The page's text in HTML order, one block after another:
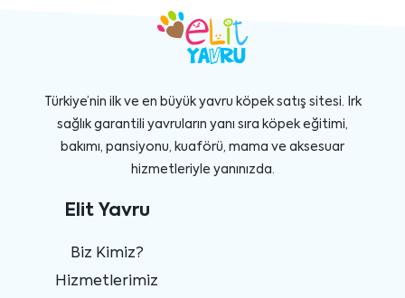
Türkiye’nin ilk ve en büyük yavru köpek satış sitesi. Irk
sağlık garantili yavruların yanı sıra köpek eğitimi,
bakımı, pansiyonu, kuaförü, mama ve aksesuar
hizmetleriyle yanınızda.
Elit Yavru
Biz Kimiz?
Hizmetlerimiz